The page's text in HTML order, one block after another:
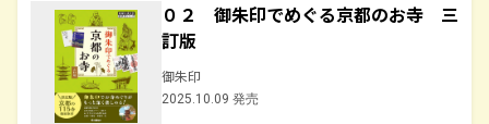
０２ 御朱印でめぐる京都のお寺 三
訂版
御朱印
2025.10.09 発売